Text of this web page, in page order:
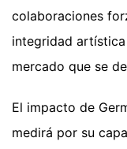
colaboraciones
integridad
mercado que se
El impacto de
medirá por su